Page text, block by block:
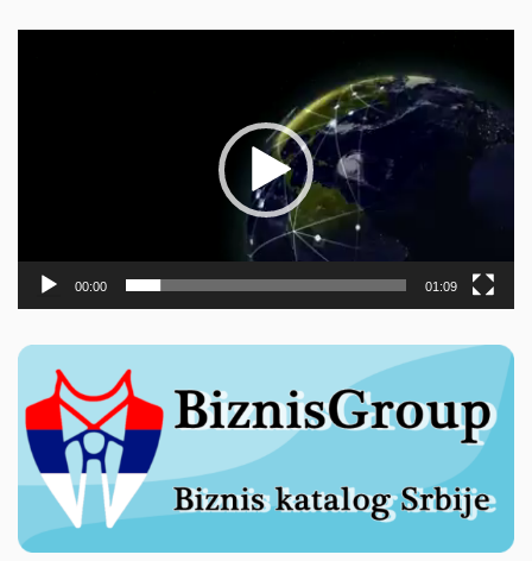
00:00 01:09